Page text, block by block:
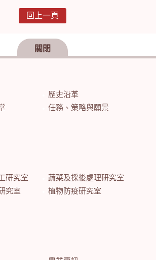
回上一頁
關閉
歷史沿革
任務、策略與願景
研究室
蔬菜及採後處理研究室
究室
植物防疫研究室